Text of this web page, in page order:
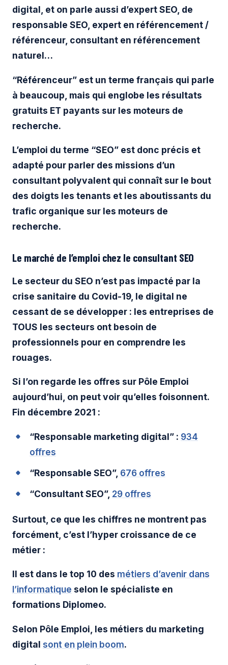
digital, et on parle aussi d’expert SEO, de
responsable SEO, expert en référencement /
référenceur, consultant en référencement
naturel…
“Référenceur” est un terme français qui parle
à beaucoup, mais qui englobe les résultats
gratuits ET payants sur les moteurs de
recherche.
L’emploi du terme “SEO” est donc précis et
adapté pour parler des missions d’un
consultant polyvalent qui connaît sur le bout
des doigts les tenants et les aboutissants du
trafic organique sur les moteurs de
recherche.
Le marché de l’emploi chez le consultant SEO
Le secteur du SEO n’est pas impacté par la
crise sanitaire du Covid-19, le digital ne
cessant de se développer : les entreprises de
TOUS les secteurs ont besoin de
professionnels pour en comprendre les
rouages.
Si l’on regarde les offres sur Pôle Emploi
aujourd’hui, on peut voir qu’elles foisonnent.
Fin décembre 2021 :
“Responsable marketing digital” : 934
offres
“Responsable SEO”, 676 offres
“Consultant SEO”, 29 offres
Surtout, ce que les chiffres ne montrent pas
forcément, c’est l’hyper croissance de ce
métier :
Il est dans le top 10 des métiers d’avenir dans
l’informatique selon le spécialiste en
formations Diplomeo.
Selon Pôle Emploi, les métiers du marketing
digital sont en plein boom.